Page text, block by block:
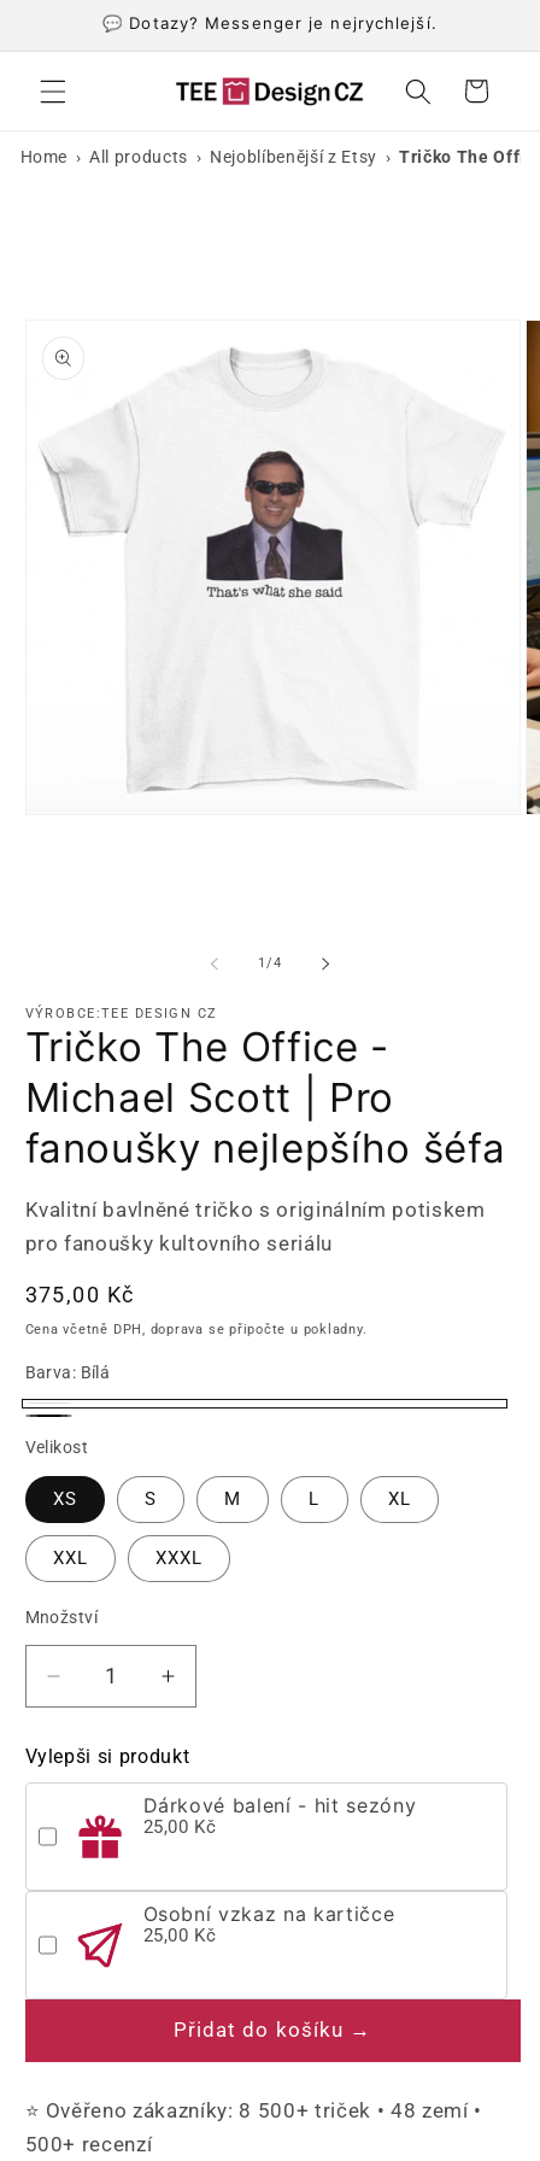
Přejít k💬 Dotazy? Messenger je nejrychlejší.
Košík
Home › All products › Nejoblíbenější z Etsy › Tričko The
1/z4
VÝROBCE:TEE DESIGN CZ
Tričko The Office -
Michael Scott | Pro
fanoušky nejlepšího šéfa
Kvalitní bavlněné tričko s originálním potiskem
pro fanoušky kultovního seriálu
Běžná
cena
375,00 Kč
Cena včetně DPH, doprava se připočte u pokladny.
Barva: Bílá
Bílá
Velikost
XS S M L XL
XXL XXXL
Množství
Množství
Snížit
množství
produktu
Tričko
Office
-
|
Pro
fanoušky
Zvýšit
množství
produktu
Tričko
The
Office
Scott
|
fanoušky
nejlepšího
Vylepši si produkt
Dárkové balení - hit sezóny
25,00 Kč
Osobní vzkaz na kartičce
25,00 Kč
Přidat do košíku →
⭐ Ověřeno zákazníky: 8 500+ triček • 48 zemí •
500+ recenzí